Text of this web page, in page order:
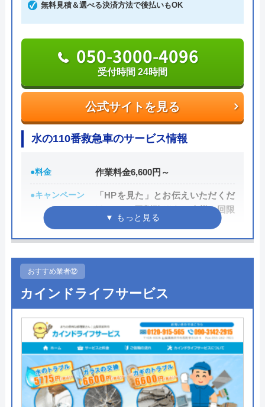
明朗会計ですので、万が一追加の作業が必要となっ
た場合でも了承を得てからの作業になり、適切な作
業料金を案内してくれます。
水PROは迅速な対応に加えて安心できる料金案内を
してくれます。
公式サイトを見る
0120-688-744
受付時間 24時間365日受付中！
水PROの基本情報
運営会社 株式会社スイドウサービス
代表者
創業・設立 2009年3月設立
所在地
〒115-0045
東京都北区赤羽1-52-1
対応エリア 全国
水PROのクチコミ on
無料見積＆選べる決済方法で後払いもOK
公式サイトを見る
050-3000-4096
受付時間 24時間
水の110番救急車のサービス情報
●料金 作業料金6,600円～
●キャンペーン
「HPを見た」とお伝えいただくだ
けで1,000円割引 ※お一人様一回限
●受付時間
●定休日 年中無休
●出張見積もり 無料見積り
●支払い方法
カード支払い、コンビニ、銀行支
払、後払い
●累計実績
問い合わせ数10万件以上（2021年5
月累計）
おすすめ業者⑫
カインドライフサービス